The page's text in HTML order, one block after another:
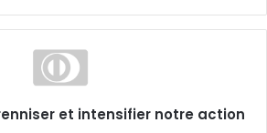
et intensifier notre action